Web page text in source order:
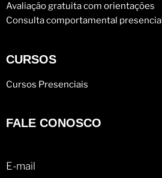
Avaliação gratuita com orientações
Consulta comportamental
CURSOS
Cursos Presenciais
FALE CONOSCO
E-mail